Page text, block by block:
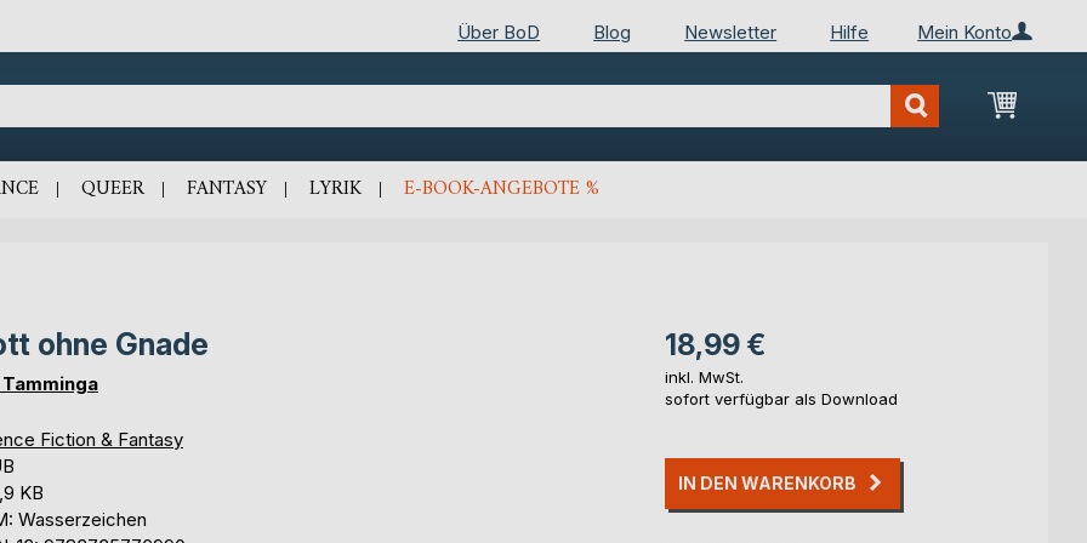
Mein Konto
Über BoD Blog Newsletter Hilfe
Mein
QUEER FANTASY LYRIK E-BOOK-ANGEBOTE %
ohne Gnade
Tamminga
Fiction & Fantasy
KB
Wasserzeichen
18,99 €
inkl. MwSt.
sofort verfügbar als Download
IN DEN WARENKORB